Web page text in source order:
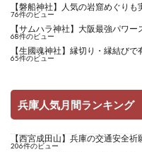
【磐船神社】人気の岩窟めぐり
76件のビュー
【サムハラ神社】大阪最強パワ
68件のビュー
【生國魂神社】縁切り・縁結び
65件のビュー
兵庫人気月間ランキング
【西宮成田山】兵庫の交通安全
206件のビュー